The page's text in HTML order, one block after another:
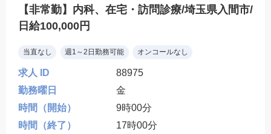
【非常勤】内科、在宅・訪問診療/埼玉県入間市/
日給100,000円
当直なし 週1～2日勤務可能 オンコールなし
求人 ID
88975
勤務曜日
金
時間（開始）
9時00分
時間（終了）
17時00分